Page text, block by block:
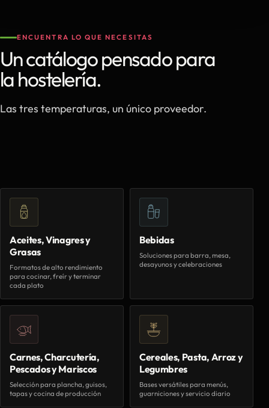
ENCUENTRA LO QUE NECESITAS
Un catálogo pensado para
la hostelería.
Las tres temperaturas, un único proveedor.
Aceites, Vinagres y
Grasas
Formatos de alto rendimiento
para cocinar, freír y terminar
cada plato
Bebidas
Soluciones para barra, mesa,
desayunos y celebraciones
Carnes, Charcutería,
Pescados y Mariscos
Selección para plancha, guisos,
tapas y cocina de producción
Cereales, Pasta, Arroz y
Legumbres
Bases versátiles para menús,
guarniciones y servicio diario